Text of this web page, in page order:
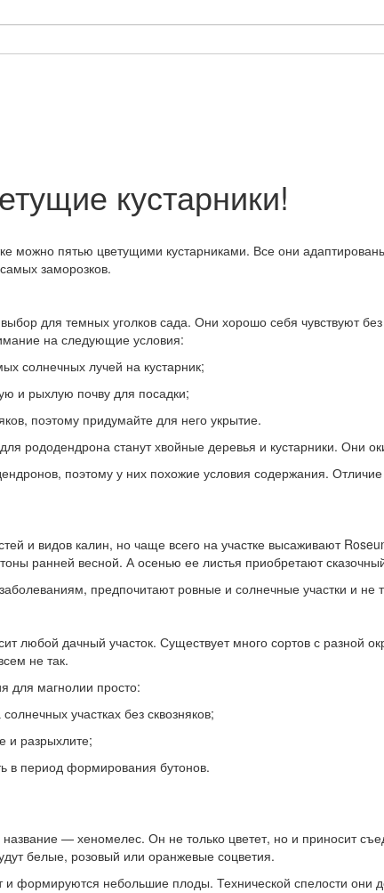
кустарники!
можно пятью цветущими кустарниками. Все они
заморозков.
для темных уголков сада. Они хорошо себя чувствуют
на следующие условия:
солнечных лучей на кустарник;
и рыхлую почву для посадки;
поэтому придумайте для него укрытие.
рододендрона станут хвойные деревья и кустарники. Они
поэтому у них похожие условия содержания.
и видов калин, но чаще всего на участке высаживают
ранней весной. А осенью ее листья приобретают
предпочитают ровные и солнечные участки и не
любой дачный участок. Существует много сортов с
не так.
для магнолии просто:
участках без сквозняков;
и разрыхлите;
в период формирования бутонов.
название — хеномелес. Он не только цветет, но и приносит
белые, розовый или оранжевые соцветия.
и формируются небольшие плоды. Технической спелости они